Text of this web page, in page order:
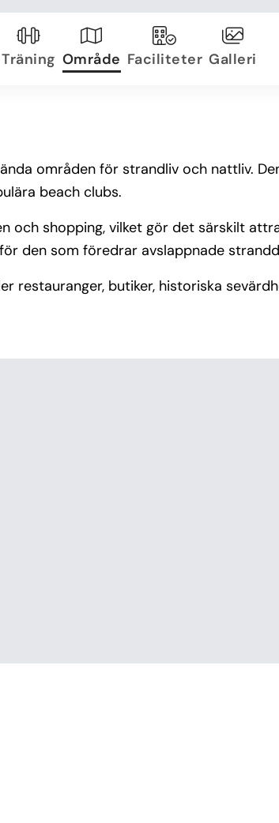
Träning Område Faciliteter Galleri
områden för strandliv och nattliv.
beach clubs.
och shopping, vilket gör det särskilt
den som föredrar avslappnade
restauranger, butiker, historiska